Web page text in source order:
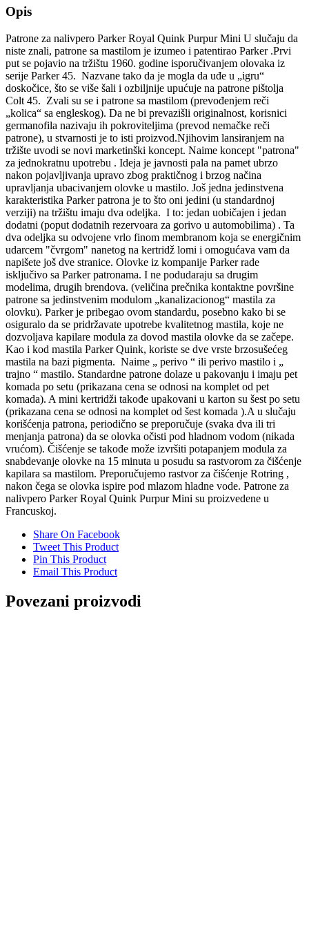
Opis
Patrone za nalivpero Parker Royal Quink Purpur Mini U slučaju da
niste znali, patrone sa mastilom je izumeo i patentirao Parker .Prvi
put se pojavio na tržištu 1960. godine isporučivanjem olovaka iz
serije Parker 45. Nazvane tako da je mogla da uđe u „igru“
doskočice, što se više šali i ozbiljnije upućuje na patrone pištolja
Colt 45. Zvali su se i patrone sa mastilom (prevođenjem reči
„kolica“ sa engleskog). Da ne bi prevazišli originalnost, korisnici
germanofila nazivaju ih pokroviteljima (prevod nemačke reči
patrone), u stvarnosti je to isti proizvod.Njihovim lansiranjem na
tržište uvodi se novi marketinški koncept. Naime koncept "patrona"
za jednokratnu upotrebu . Ideja je javnosti pala na pamet ubrzo
nakon pojavljivanja upravo zbog praktičnog i brzog načina
upravljanja ubacivanjem olovke u mastilo. Još jedna jedinstvena
karakteristika Parker patrona je to što oni jedini (u standardnoj
verziji) na tržištu imaju dva odeljka. I to: jedan uobičajen i jedan
dodatni (poput dodatnih rezervoara za gorivo u automobilima) . Ta
dva odeljka su odvojene vrlo finom membranom koja se energičnim
udarcem "čvrgom" nanetog na kertridž lomi i omogućava vam da
napišete još dve stranice. Olovke iz kompanije Parker rade
isključivo sa Parker patronama. I ne podudaraju sa drugim
modelima, drugih brendova. (veličina prečnika kontaktne površine
patrone sa jedinstvenim modulom „kanalizacionog“ mastila za
olovku). Parker je pribegao ovom standardu, posebno kako bi se
osiguralo da se pridržavate upotrebe kvalitetnog mastila, koje ne
dozvoljava kapilare modula za dovod mastila olovke da se začepe.
Kao i kod mastila Parker Quink, koriste se dve vrste brzosušećeg
mastila na bazi pigmenta. Naime „ perivo “ ili perivo mastilo i „
trajno “ mastilo. Standardne patrone dolaze u pakovanju i imaju pet
komada po setu (prikazana cena se odnosi na komplet od pet
komada). A mini kertridži takođe upakovani u karton su šest po setu
(prikazana cena se odnosi na komplet od šest komada ).A u slučaju
korišćenja patrona, periodično se preporučuje (svaka dva ili tri
menjanja patrona) da se olovka očisti pod hladnom vodom (nikada
vrućom). Čišćenje se takođe može izvršiti potapanjem modula za
snabdevanje olovke na 15 minuta u posudu sa rastvorom za čišćenje
kapilara sa mastilom. Preporučujemo rastvor za čišćenje Rotring ,
nakon čega se olovka ispire pod mlazom hladne vode. Patrone za
nalivpero Parker Royal Quink Purpur Mini su proizvedene u
Francuskoj.
Share On Facebook
Tweet This Product
Pin This Product
Email This Product
Povezani proizvodi